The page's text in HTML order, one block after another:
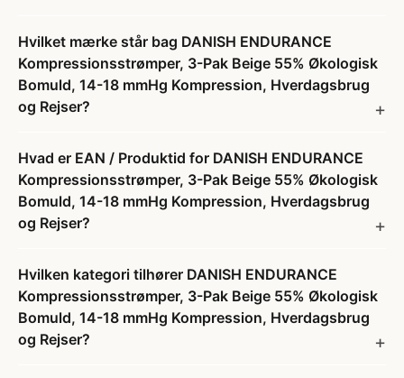
Hvilket mærke står bag DANISH ENDURANCE
Kompressionsstrømper, 3-Pak Beige 55% Økologisk
Bomuld, 14-18 mmHg Kompression, Hverdagsbrug
og Rejser?
Hvad er EAN / Produktid for DANISH ENDURANCE
Kompressionsstrømper, 3-Pak Beige 55% Økologisk
Bomuld, 14-18 mmHg Kompression, Hverdagsbrug
og Rejser?
Hvilken kategori tilhører DANISH ENDURANCE
Kompressionsstrømper, 3-Pak Beige 55% Økologisk
Bomuld, 14-18 mmHg Kompression, Hverdagsbrug
og Rejser?